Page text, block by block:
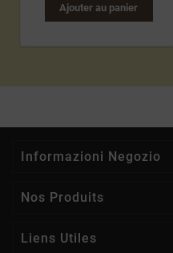
Ajouter au panier
Informazioni Negozio
Nos Produits
Liens Utiles